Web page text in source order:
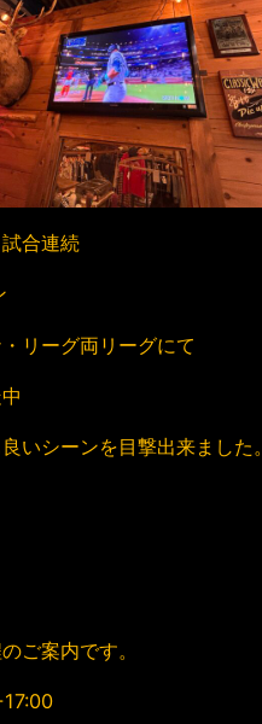
合連続
リーグ両リーグにて
いシーンを目撃出来ました。
ご案内です。